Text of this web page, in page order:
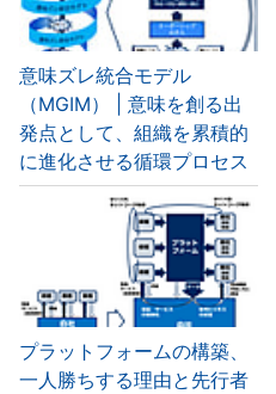
意味ズレ統合モデル
（MGIM） | 意味を創る出
発点として、組織を累積的
に進化させる循環プロセス
プラットフォームの構築、
一人勝ちする理由と先行者